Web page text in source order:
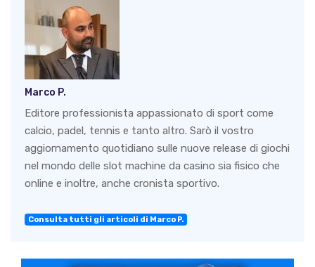
Marco P.
Editore professionista appassionato di sport come
calcio, padel, tennis e tanto altro. Sarò il vostro
aggiornamento quotidiano sulle nuove release di giochi
nel mondo delle slot machine da casino sia fisico che
online e inoltre, anche cronista sportivo.
Consulta tutti gli articoli di Marco P.